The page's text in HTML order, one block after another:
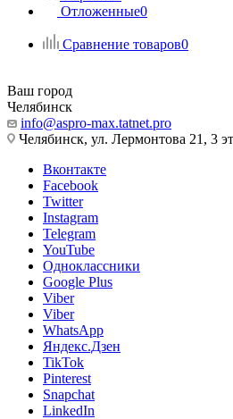
Отложенные0
Сравнение товаров0
Ваш город
Челябинск
info@aspro-max.tatnet.pro
Челябинск, ул. Лермонтова 21, 3
Вконтакте
Facebook
Twitter
Instagram
Telegram
YouTube
Одноклассники
Google Plus
Viber
Viber
WhatsApp
Яндекс.Дзен
TikTok
Pinterest
Snapchat
LinkedIn